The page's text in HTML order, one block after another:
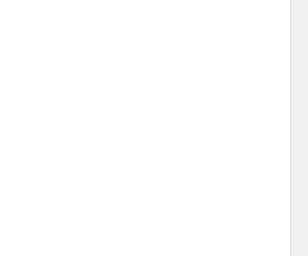
Distributeur Automatique